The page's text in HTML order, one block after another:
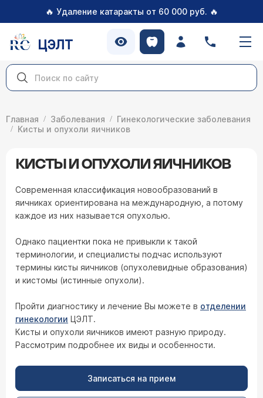
🔥 Удаление катаракты от 60 000 руб. 🔥
ЦЭЛТ
Главная Заболевания
Гинекологические заболевания
Кисты и опухоли яичников
КИСТЫ И ОПУХОЛИ ЯИЧНИКОВ
Современная классификация новообразований в
яичниках ориентирована на международную, а потому
каждое из них называется опухолью.
Однако пациентки пока не привыкли к такой
терминологии, и специалисты подчас используют
термины кисты яичников (опухолевидные образования)
и кистомы (истинные опухоли).
Пройти диагностику и лечение Вы можете в отделении
гинекологии ЦЭЛТ.
Кисты и опухоли яичников имеют разную природу.
Рассмотрим подробнее их виды и особенности.
Записаться на прием